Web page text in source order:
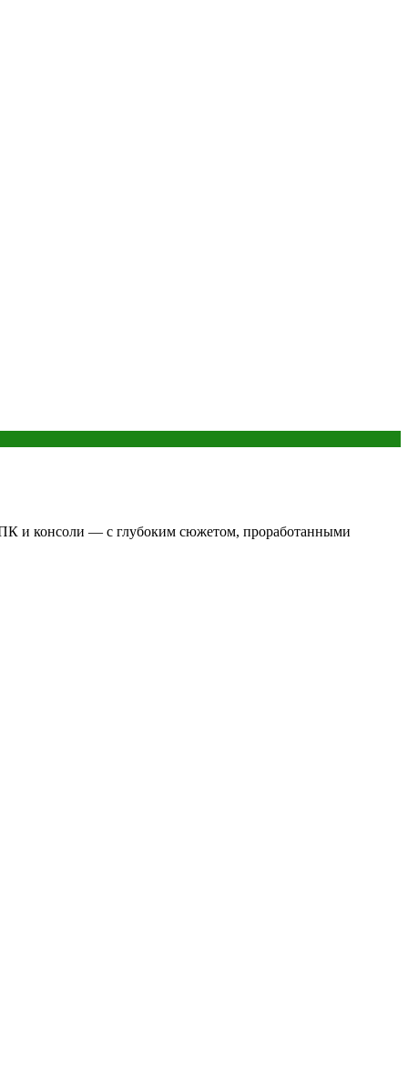
ПК и консоли — с глубоким сюжетом, проработанными